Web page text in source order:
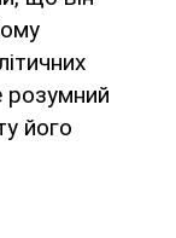
розумний
його